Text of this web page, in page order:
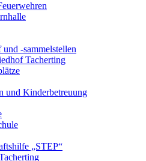
-sammelstellen
Tacherting
und Kinderbetreuung
„STEP“